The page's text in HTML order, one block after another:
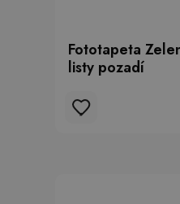
Fototapeta
listy pozadí